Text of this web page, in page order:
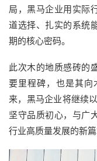
局，黑马企业用实际
道选择、扎实的系统
期的核心密码。
此次木的地质感砖的
要里程碑，也是其向
来，黑马企业将继续
坚守品质初心，与广
行业高质量发展的新篇